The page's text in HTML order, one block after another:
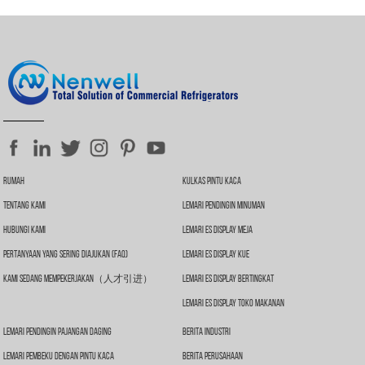
Rumah
Tentang Kami
Hubungi Kami
Pertanyaan Yang Sering Diajukan (FAQ)
Kami Sedang Mempekerjakan（人才引进）
Kulkas Pintu Kaca
Lemari Pendingin Minuman
Lemari Es Display Meja
Lemari Es Display Kue
Lemari Es Display Bertingkat
Lemari Es Display Toko Makanan
Lemari Pendingin Pajangan Daging
Lemari Pembeku Dengan Pintu Kaca
Berita Industri
Berita Perusahaan